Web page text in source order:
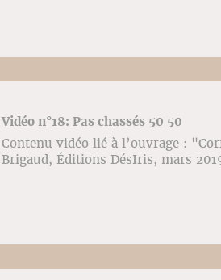
Vidéo n°18: Pas chassés 50 50
Contenu vidéo lié à l’ouvrage :
Brigaud, Éditions DésIris, mars